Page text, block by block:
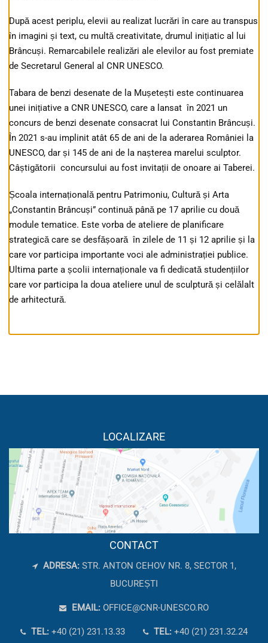
După acest periplu, elevii au realizat lucrări în care au transpus
în imagini și text, cu multă creativitate, drumul inițiatic al lui
Brâncuși. Remarcabilele realizări ale elevilor au fost premiate
de Secretarul General al CNR UNESCO.
Tabara de benzi desenate de la Mușetești este continuarea
unei inițiative a CNR UNESCO, care a lansat în 2021 un
concurs de benzi desenate consacrat lui Constantin Brâncuși.
În 2021 s-au implinit atât 65 de ani de la aderarea României la
UNESCO, dar și 145 de ani de la nașterea marelui sculptor.
Câștigătorii concursului au fost invitații de onoare ai Taberei.
Școala internațională pentru Patrimoniu, Cultură și Arta
„Constantin Brâncuși” continuă până pe 17 aprilie cu două
module tematice. Este vorba de ateliere de planificare
strategică care se desfășoară în zilele de 11 și 12 aprilie și la
care vor participa importante voci ale administrației publice.
Ultima parte a școlii internaționale va fi dedicată studențiilor
care vor participa la doua ateliere unul de sculptură și celălalt
de arhitectură.
LOCALIZARE
CONTACT
ADRESA: STR. ANTON CEHOV NR. 8, SECTOR 1,
BUCUREȘTI
EMAIL: OFFICE@CNR-UNESCO.RO
TEL: +40 (21) 231.13.33 TEL: +40 (21) 231.32.24